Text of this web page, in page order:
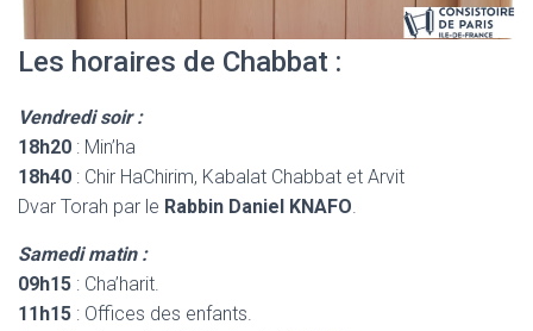
Les horaires de Chabbat :
Vendredi soir :
18h20 : Min’ha
18h40 : Chir HaChirim, Kabalat Chabbat et Arvit
Dvar Torah par le Rabbin Daniel KNAFO.
Samedi matin :
09h15 : Cha’harit.
11h15 : Offices des enfants.